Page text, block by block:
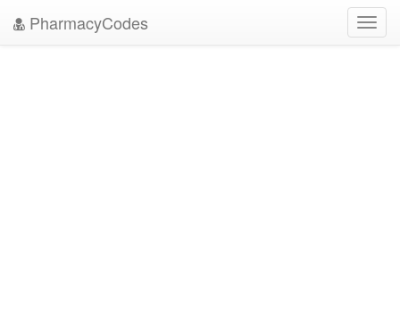
PharmacyCodes